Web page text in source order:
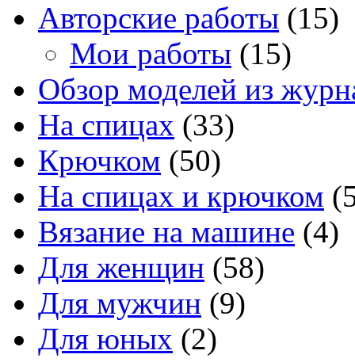
Авторские работы (15)
Мои работы (15)
Обзор моделей из
На спицах (33)
Крючком (50)
На спицах и крючком
Вязание на машине (4)
Для женщин (58)
Для мужчин (9)
Для юных (2)